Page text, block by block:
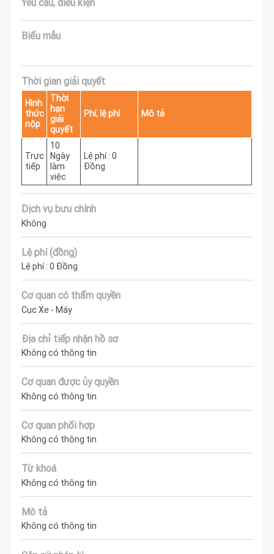
Yêu cầu, điều kiện
Biểu mẫu
Thời gian giải quyết
Hình
thức
nộp
Thời
hạn
giải
quyết
Phí, lệ phí Mô tả
Trực
tiếp
10
Ngày
làm
việc
Lệ phí : 0
Đồng
Dịch vụ bưu chính
Không
Lệ phí (đồng)
Lệ phí : 0 Đồng
Cơ quan có thẩm quyền
Cục Xe - Máy
Địa chỉ tiếp nhận hồ sơ
Không có thông tin
Cơ quan được ủy quyền
Không có thông tin
Cơ quan phối hợp
Không có thông tin
Từ khoá
Không có thông tin
Mô tả
Không có thông tin